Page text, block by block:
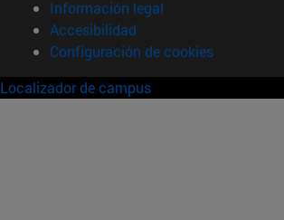
Información legal
Accesibilidad
Configuración de cookies
Localizador de campus